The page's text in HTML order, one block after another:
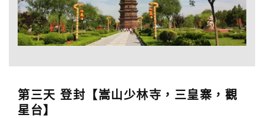
第三天 登封 【嵩山少林寺， 三皇寨，觀
星台】